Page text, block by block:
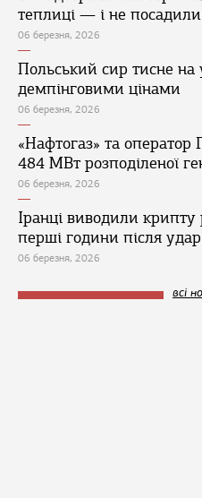
теплиці — і не
06 березня, 2026
Польський сир тисне на
демпінговими цінами
06 березня, 2026
«Нафтогаз» та
484 МВт розподіленої
06 березня, 2026
Іранці виводили
перші години після
06 березня, 2026
всі